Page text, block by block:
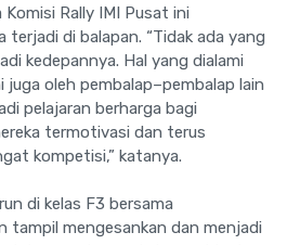
Rally IMI Pusat ini
terjadi di balapan. “Tidak ada yang
kedepannya. Hal yang dialami
juga oleh pembalap–pembalap lain
pelajaran berharga bagi
termotivasi dan terus
kompetisi,” katanya.
di kelas F3 bersama
tampil mengesankan dan menjadi